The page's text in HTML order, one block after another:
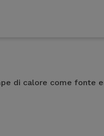
di calore come fonte